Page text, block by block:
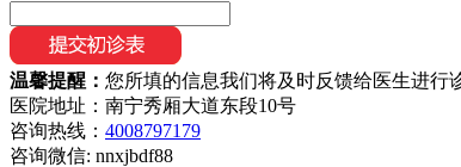
温馨提醒： 您所填的信息我们将及时反馈给医生进行
医院地址：南宁秀厢大道东段10号
咨询热线： 4008797179
咨询微信: nnxjbdf88